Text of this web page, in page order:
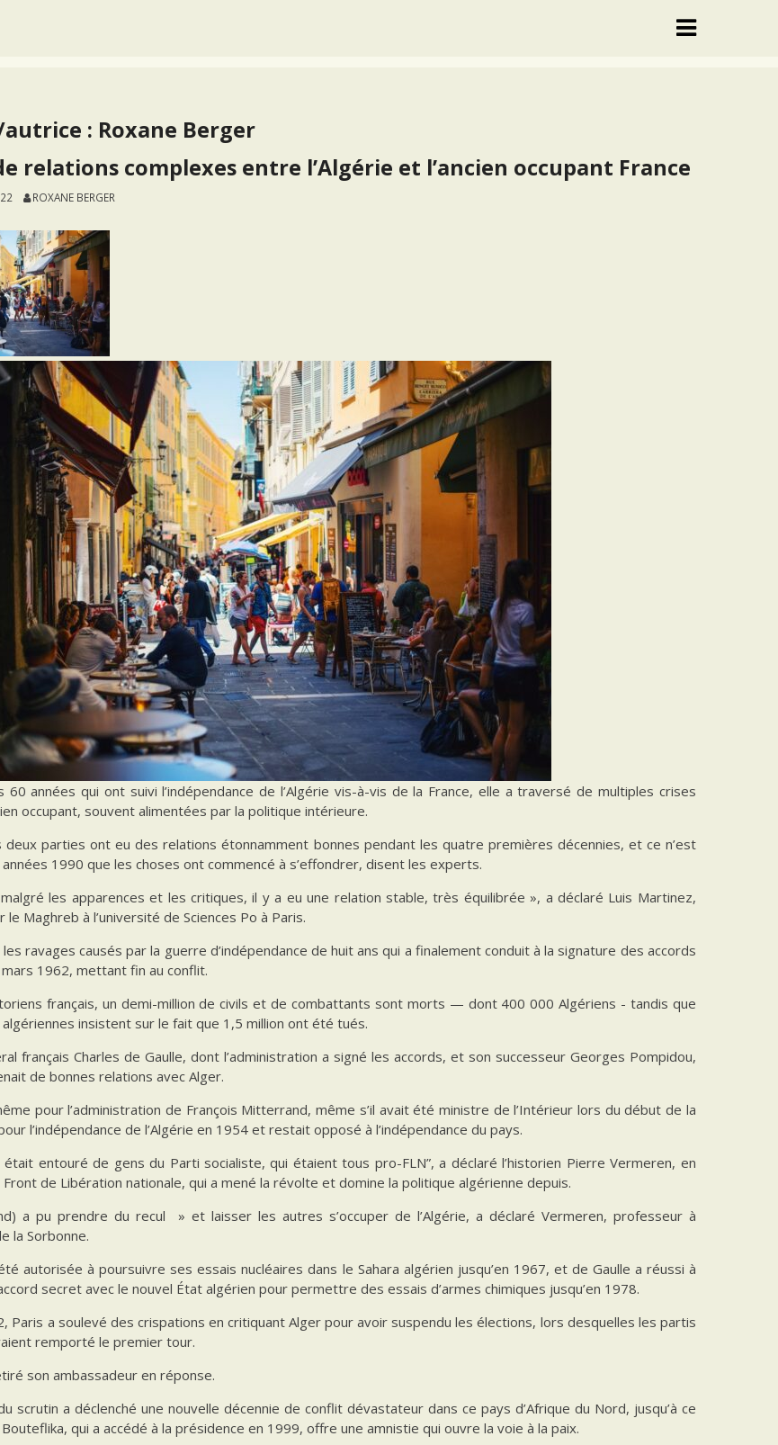
: Roxane Berger
relations complexes entre l’Algérie et l’ancien occupant France
ROXANE BERGER
60 années qui ont suivi l’indépendance de l’Algérie vis-à-vis de la France, elle a traversé de multiples crises
occupant, souvent alimentées par la politique intérieure.
deux parties ont eu des relations étonnamment bonnes pendant les quatre premières décennies, et ce n’est
1990 que les choses ont commencé à s’effondrer, disent les experts.
malgré les apparences et les critiques, il y a eu une relation stable, très équilibrée », a déclaré Luis Martinez,
le Maghreb à l’université de Sciences Po à Paris.
ravages causés par la guerre d’indépendance de huit ans qui a finalement conduit à la signature des accords
mars 1962, mettant fin au conflit.
français, un demi-million de civils et de combattants sont morts — dont 400 000 Algériens - tandis que
insistent sur le fait que 1,5 million ont été tués.
français Charles de Gaulle, dont l’administration a signé les accords, et son successeur Georges Pompidou,
de bonnes relations avec Alger.
pour l’administration de François Mitterrand, même s’il avait été ministre de l’Intérieur lors du début de la
l’indépendance de l’Algérie en 1954 et restait opposé à l’indépendance du pays.
entouré de gens du Parti socialiste, qui étaient tous pro-FLN”, a déclaré l’historien Pierre Vermeren, en
de Libération nationale, qui a mené la révolte et domine la politique algérienne depuis.
a pu prendre du recul » et laisser les autres s’occuper de l’Algérie, a déclaré Vermeren, professeur à
la Sorbonne.
autorisée à poursuivre ses essais nucléaires dans le Sahara algérien jusqu’en 1967, et de Gaulle a réussi à
secret avec le nouvel État algérien pour permettre des essais d’armes chimiques jusqu’en 1978.
Paris a soulevé des crispations en critiquant Alger pour avoir suspendu les élections, lors desquelles les partis
remporté le premier tour.
son ambassadeur en réponse.
scrutin a déclenché une nouvelle décennie de conflit dévastateur dans ce pays d’Afrique du Nord, jusqu’à ce
Bouteflika, qui a accédé à la présidence en 1999, offre une amnistie qui ouvre la voie à la paix.